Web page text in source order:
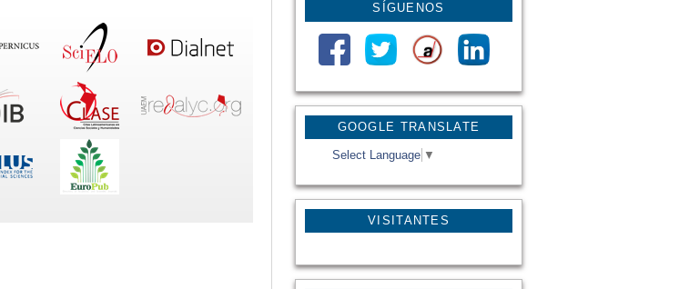
GOOGLE TRANSLATE
Select Language ▼
VISITANTES
SÍGUENOS